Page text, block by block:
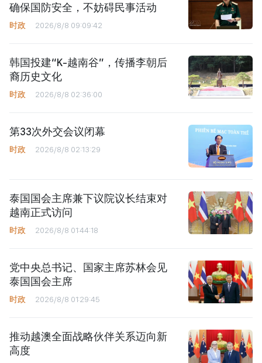
确保国防安全，不妨碍民事活动
时政 2026/8/8 09:09:42
韩国投建“K-越南谷”，传播李朝后
裔历史文化
时政 2026/8/8 02:36:00
第33次外交会议闭幕
时政 2026/8/8 02:13:29
泰国国会主席兼下议院议长结束对
越南正式访问
时政 2026/8/8 01:44:18
党中央总书记、国家主席苏林会见
泰国国会主席
时政 2026/8/8 01:29:45
推动越澳全面战略伙伴关系迈向新
高度